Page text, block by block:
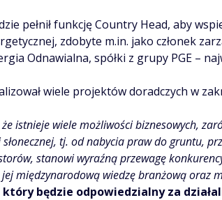
pełnił funkcję Country Head, aby
zdobyte m.in. jako członek
Odnawialna, spółki z grupy PGE –
wiele projektów doradczych w
istnieje wiele możliwości biznesowych,
tj. od nabycia praw do gruntu,
stanowi wyraźną przewagę
międzynarodową wiedzę branżową oraz
będzie odpowiedzialny za